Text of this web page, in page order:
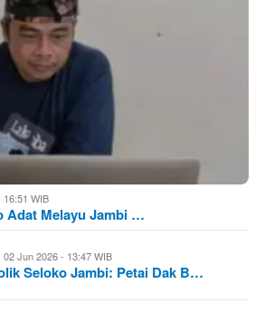
WIB
Adat Melayu Jambi …
02 Jun 2026 - 13:47 WIB
Seloko Jambi: Petai Dak B…